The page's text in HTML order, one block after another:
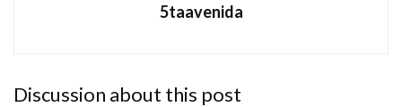
5taavenida
Discussion about this post